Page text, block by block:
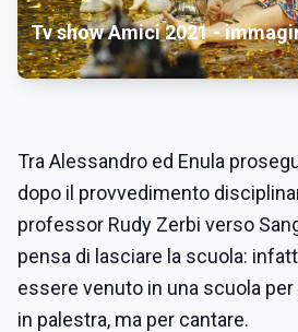
Tv show Amici 2021 -
Tra Alessandro ed Enula
dopo il provvedimento
professor Rudy Zerbi verso
pensa di lasciare la scuola:
essere venuto in una scuola
in palestra, ma per cantare.